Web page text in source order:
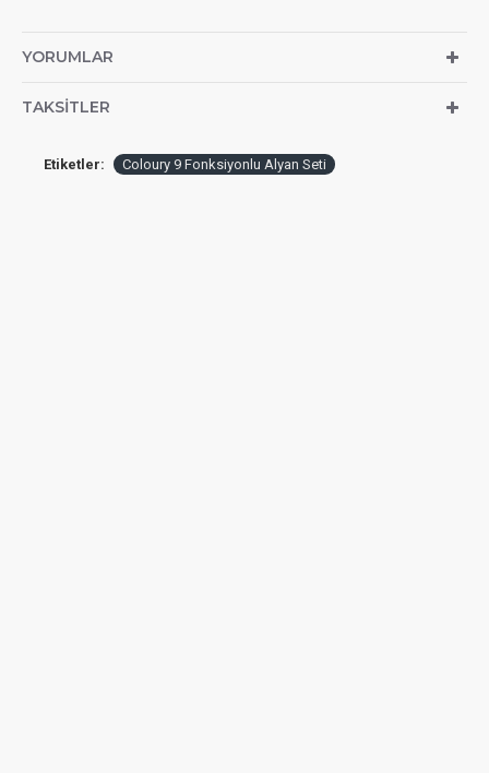
YORUMLAR
TAKSITLER
Etiketler: Coloury 9 Fonksiyonlu Alyan Seti